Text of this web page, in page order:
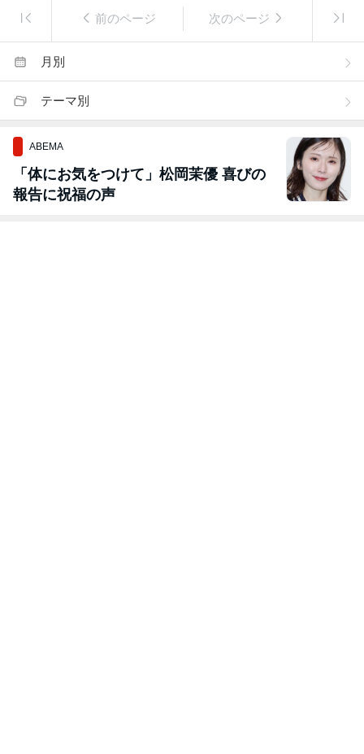
前のページ 次のページ
月別
テーマ別
ABEMA
「体にお気をつけて」松岡茉優 喜びの
報告に祝福の声